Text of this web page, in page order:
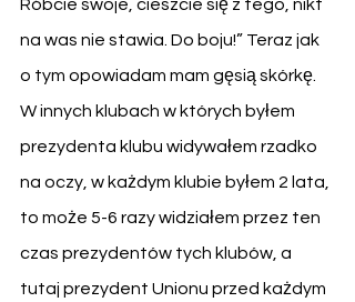
Róbcie swoje, cieszcie się z tego, nikt
na was nie stawia. Do boju!” Teraz jak
o tym opowiadam mam gęsią skórkę.
W innych klubach w których byłem
prezydenta klubu widywałem rzadko
na oczy, w każdym klubie byłem 2 lata,
to może 5-6 razy widziałem przez ten
czas prezydentów tych klubów, a
tutaj prezydent Unionu przed każdym